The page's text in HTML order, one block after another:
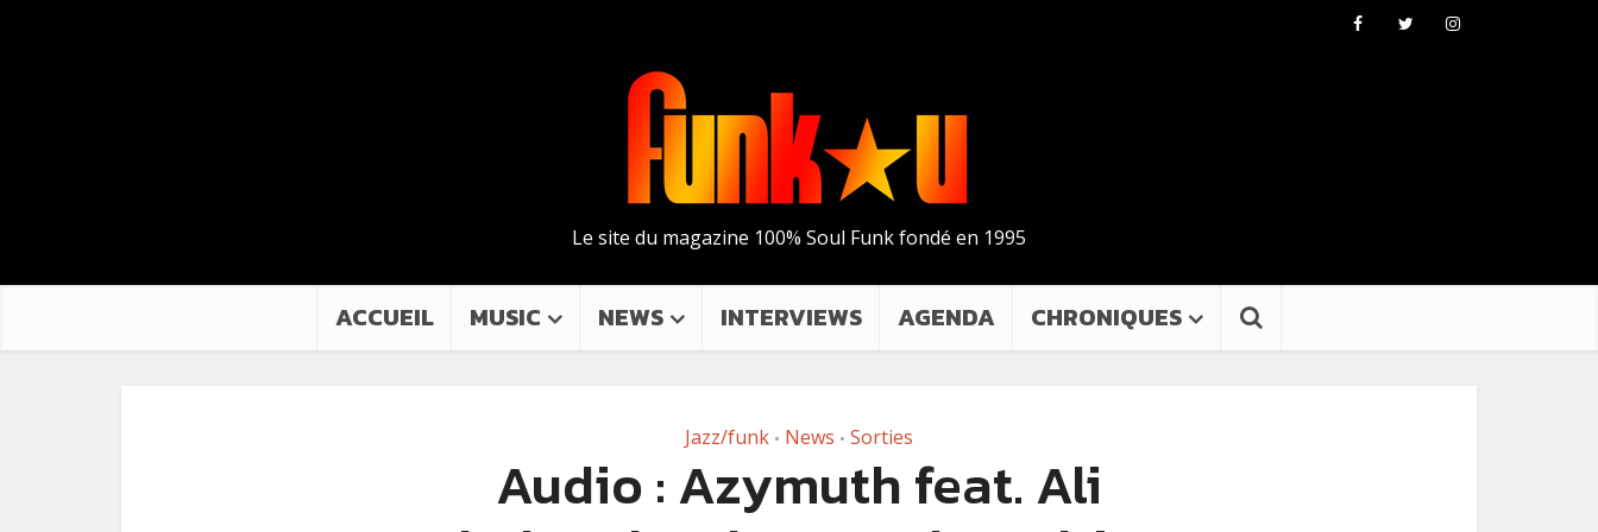
Le site du magazine 100% Soul Funk fondé en 1995
ACCUEIL MUSIC NEWS INTERVIEWS AGENDA CHRONIQUES
Jazz/funk • News • Sorties
Audio : Azymuth feat. Ali